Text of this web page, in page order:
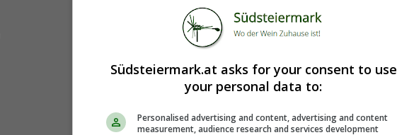
Südsteiermark.at asks for your consent to use
your personal data to:
Personalised advertising and content, advertising and content
measurement, audience research and services development